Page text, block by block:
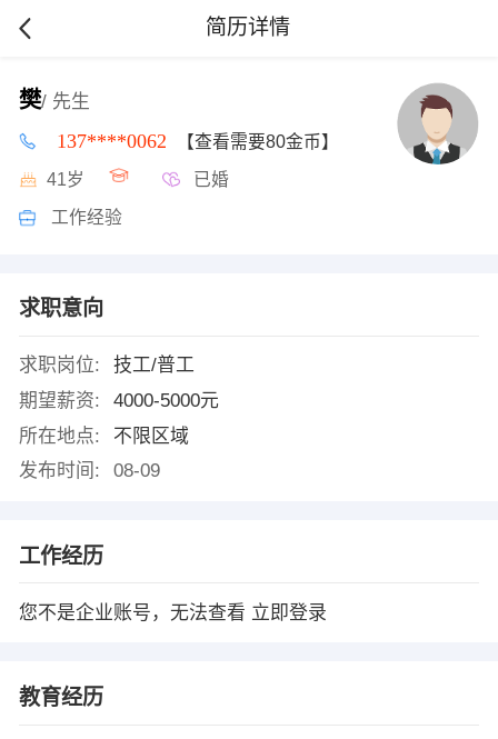
简历详情
樊/ 先生
137****0062 【查看需要80金币】
41岁 已婚
工作经验
求职意向
求职岗位:
技工/普工
期望薪资:
4000-5000元
所在地点:
不限区域
发布时间:
08-09
工作经历
您不是企业账号，无法查看 立即登录
教育经历